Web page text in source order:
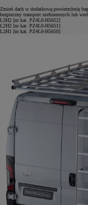
Zmień dach w dodatkową powierzchnię
bezpieczny transport nieforemnych lub
L3H2 [nr kat. PZ4L0-H5652]
L2H2 [nr kat. PZ4L0-H5651]
L2H1 [nr kat. PZ4L0-H5650]